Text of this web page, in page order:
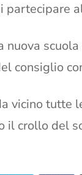
partecipare
nuova
consiglio
vicino tutte
il crollo del